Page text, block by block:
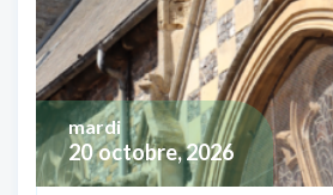
20 octobre, 2026
mardi